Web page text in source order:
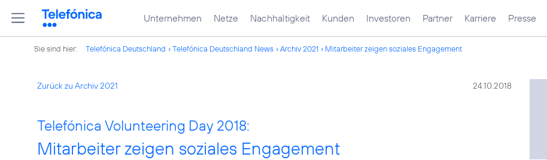
Unternehmen Netze Nachhaltigkeit Kunden Investoren Partner Karriere Presse
Sie sind hier: Telefónica Deutschland Telefónica Deutschland News Archiv 2021 Mitarbeiter zeigen soziales Engagement
Zurück zu Archiv 2021 24.10.2018
Telefónica Volunteering Day 2018:
Mitarbeiter zeigen soziales Engagement